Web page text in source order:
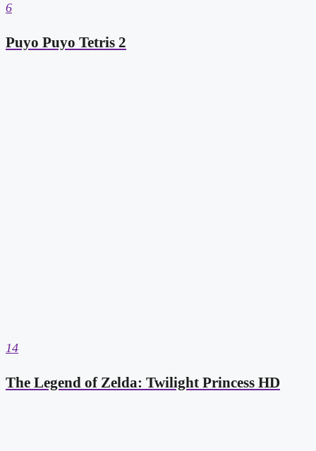
6
Puyo Puyo Tetris 2
14
The Legend of Zelda: Twilight Princess HD